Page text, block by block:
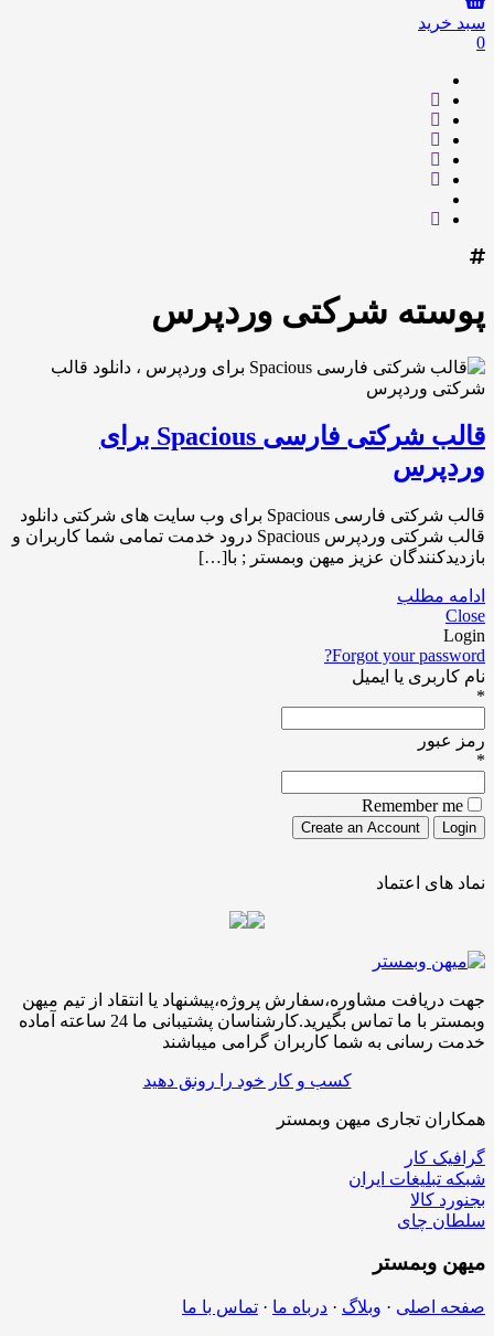
سبد خرید
0
پوسته شرکتی وردپرس
قالب شرکتی فارسی Spacious برای
وردپرس
قالب شرکتی فارسی Spacious برای وب سایت های شرکتی دانلود
قالب شرکتی وردپرس Spacious درود خدمت تمامی شما کاربران و
بازدیدکنندگان عزیز میهن وبمستر ; با[…]
ادامه مطلب
Close
Login
Forgot your password?
نام کاربری یا ایمیل
*
رمز عبور
*
Remember me
نماد های اعتماد
جهت دریافت مشاوره،سفارش پروژه،پیشنهاد یا انتقاد از تیم میهن
وبمستر با ما تماس بگیرید.کارشناسان پشتیبانی ما 24 ساعته آماده
خدمت رسانی به شما کاربران گرامی میباشند
کسب و کار خود را رونق دهید
همکاران تجاری میهن وبمستر
گرافیک کار
شبکه تبلیغات ایران
بجنورد کالا
سلطان چای
میهن وبمستر
صفحه اصلی · وبلاگ · درباه ما · تماس با ما